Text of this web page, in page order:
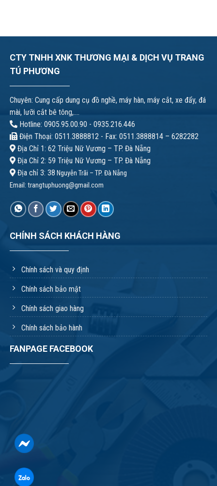
CTY TNHH XNK THƯƠNG MẠI & DỊCH VỤ TRANG
TÚ PHƯƠNG
Chuyên: Cung cấp dung cụ đồ nghề, máy hàn, máy cắt, xe đẩy, đá
mài, lưỡi cắt bê tông,....
Hotline: 0905.95.00.90 - 0935.216.446
Điện Thoại: 0511.3888812 - Fax: 0511.3888814 – 6282282
Địa Chỉ 1: 62 Triệu Nữ Vương – TP. Đà Nẵng
Địa Chỉ 2: 59 Triệu Nữ Vương – TP. Đà Nẵng
Địa chỉ 3: 38 Nguyễn Trãi – TP. Đà Nẵng
Email: trangtuphuong@gmail.com
CHÍNH SÁCH KHÁCH HÀNG
Chính sách và quy định
Chính sách bảo mật
Chính sách giao hàng
Chính sách bảo hành
FANPAGE FACEBOOK